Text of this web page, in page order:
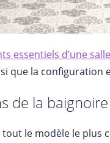
essentiels d’une
que la configuration
de la baignoire
le modèle le plus